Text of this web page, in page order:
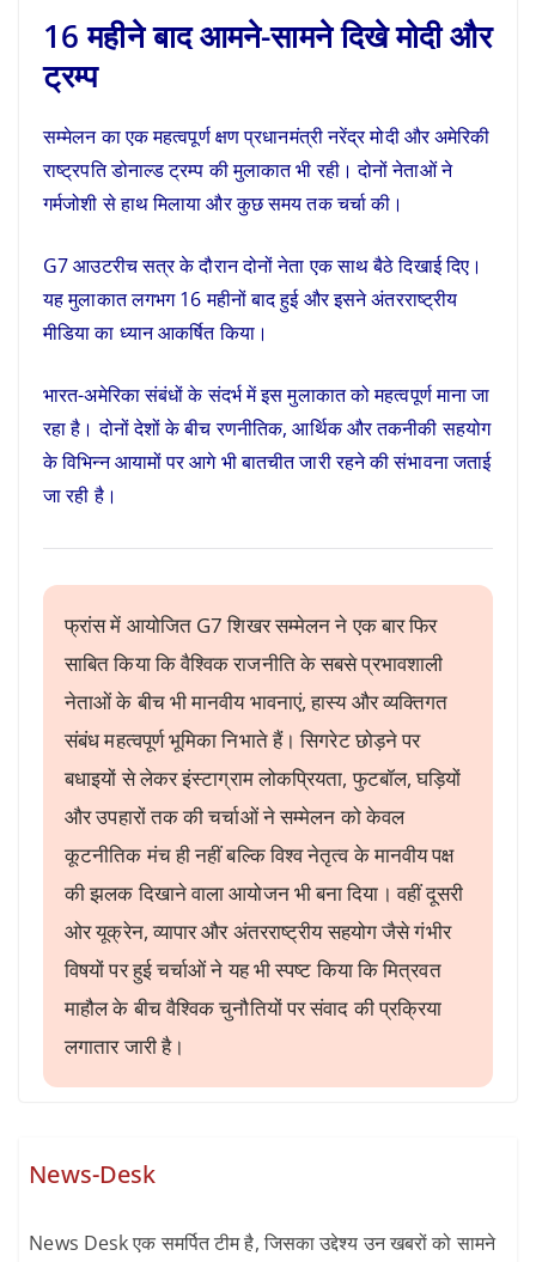
16 महीने बाद आमने-सामने दिखे मोदी और
ट्रम्प
सम्मेलन का एक महत्वपूर्ण क्षण प्रधानमंत्री नरेंद्र मोदी और अमेरिकी
राष्ट्रपति डोनाल्ड ट्रम्प की मुलाकात भी रही। दोनों नेताओं ने
गर्मजोशी से हाथ मिलाया और कुछ समय तक चर्चा की।
G7 आउटरीच सत्र के दौरान दोनों नेता एक साथ बैठे दिखाई दिए।
यह मुलाकात लगभग 16 महीनों बाद हुई और इसने अंतरराष्ट्रीय
मीडिया का ध्यान आकर्षित किया।
भारत-अमेरिका संबंधों के संदर्भ में इस मुलाकात को महत्वपूर्ण माना जा
रहा है। दोनों देशों के बीच रणनीतिक, आर्थिक और तकनीकी सहयोग
के विभिन्न आयामों पर आगे भी बातचीत जारी रहने की संभावना जताई
जा रही है।
फ्रांस में आयोजित G7 शिखर सम्मेलन ने एक बार फिर
साबित किया कि वैश्विक राजनीति के सबसे प्रभावशाली
नेताओं के बीच भी मानवीय भावनाएं, हास्य और व्यक्तिगत
संबंध महत्वपूर्ण भूमिका निभाते हैं। सिगरेट छोड़ने पर
बधाइयों से लेकर इंस्टाग्राम लोकप्रियता, फुटबॉल, घड़ियों
और उपहारों तक की चर्चाओं ने सम्मेलन को केवल
कूटनीतिक मंच ही नहीं बल्कि विश्व नेतृत्व के मानवीय पक्ष
की झलक दिखाने वाला आयोजन भी बना दिया। वहीं दूसरी
ओर यूक्रेन, व्यापार और अंतरराष्ट्रीय सहयोग जैसे गंभीर
विषयों पर हुई चर्चाओं ने यह भी स्पष्ट किया कि मित्रवत
माहौल के बीच वैश्विक चुनौतियों पर संवाद की प्रक्रिया
लगातार जारी है।
News-Desk
News Desk एक समर्पित टीम है, जिसका उद्देश्य उन खबरों को सामने